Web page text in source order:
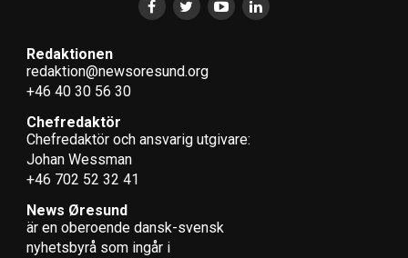
Redaktionen
redaktion@newsoresund.org
+46 40 30 56 30
Chefredaktör
Chefredaktör och ansvarig utgivare:
Johan Wessman
+46 702 52 32 41
News Øresund
är en oberoende dansk-svensk
nyhets­byrå som ingår i